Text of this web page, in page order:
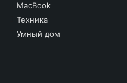
MacBook
Техника
Умный дом